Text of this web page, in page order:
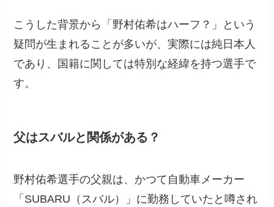
こうした背景から「野村佑希はハーフ？」という
疑問が生まれることが多いが、実際には純日本人
であり、国籍に関しては特別な経緯を持つ選手で
す。
父はスバルと関係がある？
野村佑希選手の父親は、かつて自動車メーカー
「SUBARU（スバル）」に勤務していたと噂され